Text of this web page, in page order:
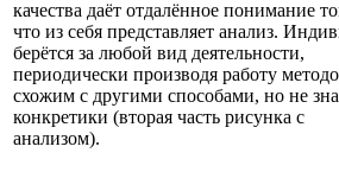
качества даёт отдалённое понимание
что из себя представляет анализ.
берётся за любой вид деятельности,
периодически производя работу
схожим с другими способами, но не
конкретики (вторая часть рисунка с
анализом).